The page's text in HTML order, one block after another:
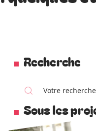
Recherche
Sous les